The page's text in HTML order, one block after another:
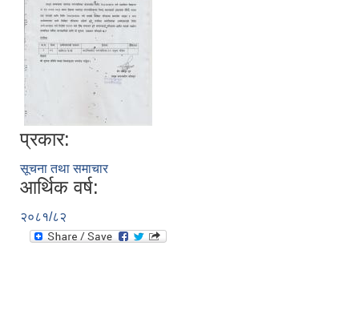
प्रकार:
सूचना तथा समाचार
आर्थिक वर्ष:
२०८१/८२